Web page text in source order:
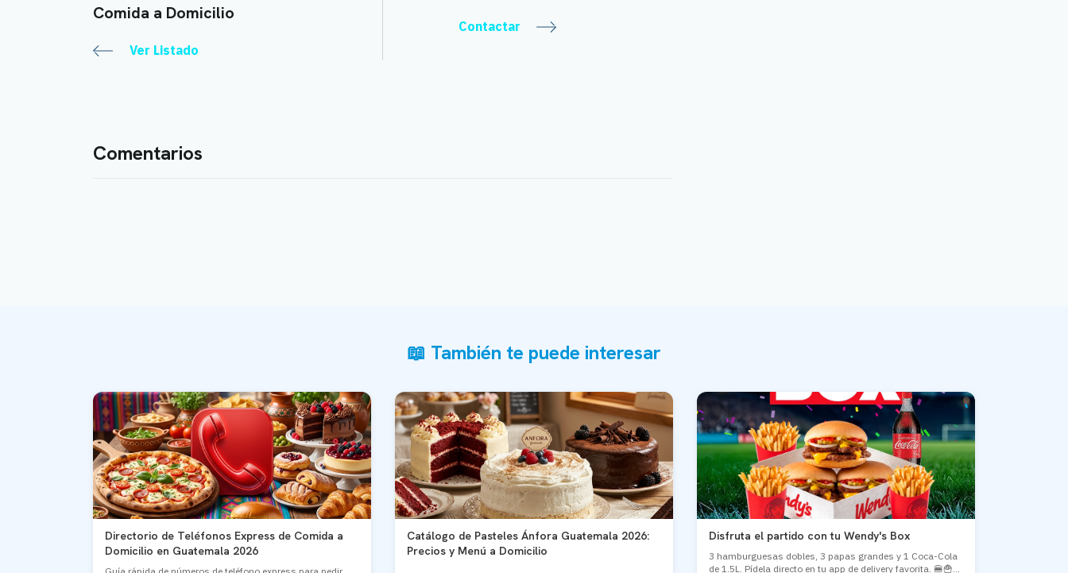
Comida a Domicilio
Ver Listado
Contactar
Comentarios
📖 También te puede interesar
Directorio de Teléfonos Express de Comida a
Domicilio en Guatemala 2026
Catálogo de Pasteles Ánfora Guatemala 2026:
Precios y Menú a Domicilio
Disfruta el partido con tu Wendy's Box
3 hamburguesas dobles, 3 papas grandes y 1 Coca-Cola
de 1.5L. Pídela directo en tu app de delivery favorita. 🍔🍟...